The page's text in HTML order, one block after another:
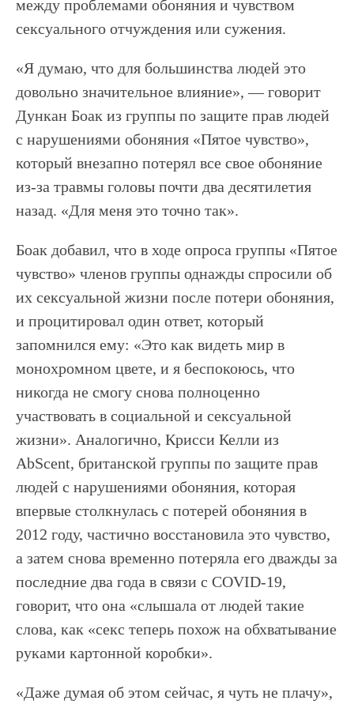
между проблемами обоняния и чувством
сексуального отчуждения или сужения.
«Я думаю, что для большинства людей это
довольно значительное влияние», — говорит
Дункан Боак из группы по защите прав людей
с нарушениями обоняния «Пятое чувство»,
который внезапно потерял все свое обоняние
из-за травмы головы почти два десятилетия
назад. «Для меня это точно так».
Боак добавил, что в ходе опроса группы «Пятое
чувство» членов группы однажды спросили об
их сексуальной жизни после потери обоняния,
и процитировал один ответ, который
запомнился ему: «Это как видеть мир в
монохромном цвете, и я беспокоюсь, что
никогда не смогу снова полноценно
участвовать в социальной и сексуальной
жизни». Аналогично, Крисси Келли из
AbScent, британской группы по защите прав
людей с нарушениями обоняния, которая
впервые столкнулась с потерей обоняния в
2012 году, частично восстановила это чувство,
а затем снова временно потеряла его дважды за
последние два года в связи с COVID-19,
говорит, что она «слышала от людей такие
слова, как «секс теперь похож на обхватывание
руками картонной коробки».
«Даже думая об этом сейчас, я чуть не плачу»,